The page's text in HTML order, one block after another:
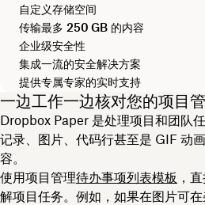
自定义存储空间
传输最多 250 GB 的内容
企业级安全性
集成一流的安全解决方案
提供专属专家的实时支持
一边工作一边核对您的项目
Dropbox Paper 是处理项目和团队
记录、图片、代码行甚至是 GIF 动
容。
使用项目管理待办事项列表模板 ，
解项目任务。例如，如果在图片可